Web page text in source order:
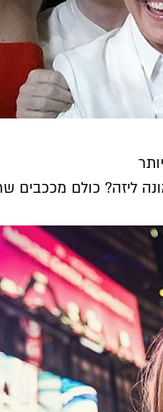
ליזה? כולם מככבים